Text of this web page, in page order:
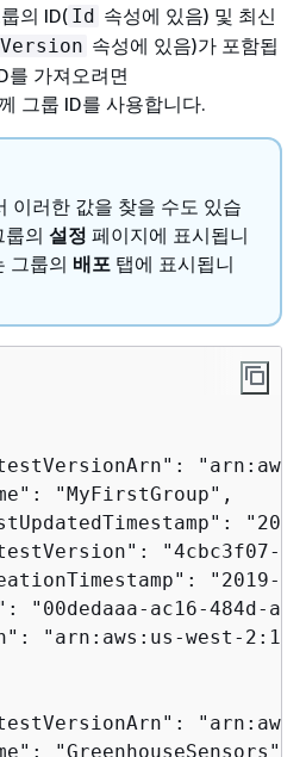
의 ID( Id 속성에 있음) 및 최신
속성에 있음)가 포함됩
를 가져오려면
그룹 ID를 사용합니다.
이러한 값을 찾을 수도 있습
룹의 설정 페이지에 표시됩니
그룹의 배포 탭에 표시됩니
"MyFirstGroup",
"4cbc3f07-
"2019-
"00dedaaa-ac16-484d-
"arn:aws:us-west-
"GreenhouseSensors",